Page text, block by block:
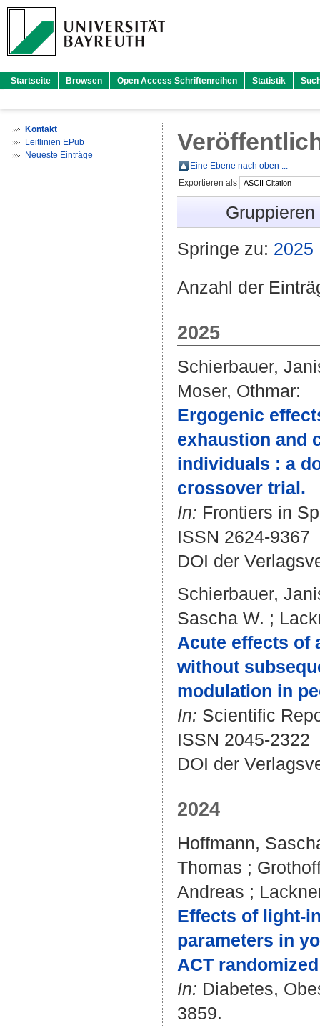
Startseite Browsen Open Access Schriftenreihen Statistik
Kontakt
Leitlinien EPub
Neueste Einträge
Eine Ebene nach oben ...
Exportieren als
Springe zu: 2025
Anzahl der
2025
Schierbauer,
Moser, Othmar:
Ergogenic
exhaustion and
individuals : a
crossover trial.
In: Frontiers in
ISSN 2624-9367
DOI der
Schierbauer,
Sascha W. ;
Acute effects of
without
modulation in
In: Scientific
ISSN 2045-2322
DOI der
2024
Hoffmann,
Thomas ;
Andreas ;
Effects of
parameters in
ACT
In: Diabetes,
3859.